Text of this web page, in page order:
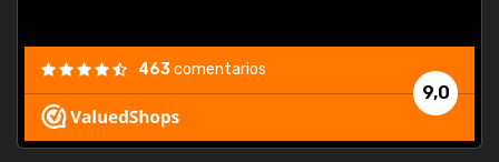
9,0
463comentarios